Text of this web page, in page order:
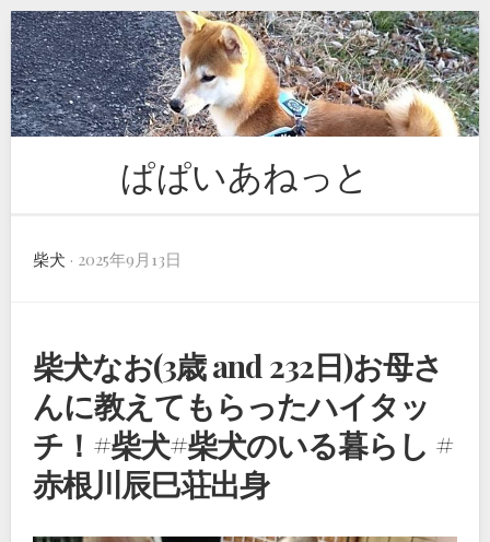
Skip
to
content
ぱぱいあねっと
柴犬 · 2025年9月13日
柴犬なお(3歳 and 232日)お母さ
んに教えてもらったハイタッ
チ！#柴犬#柴犬のいる暮らし #
赤根川辰巳荘出身